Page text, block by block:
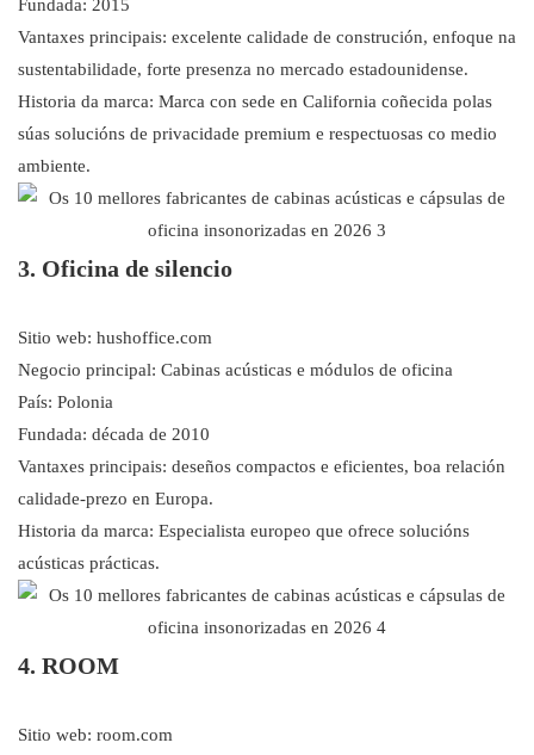
Fundada: 2015
Vantaxes principais: excelente calidade de construción, enfoque na
sustentabilidade, forte presenza no mercado estadounidense.
Historia da marca: Marca con sede en California coñecida polas
súas solucións de privacidade premium e respectuosas co medio
ambiente.
3. Oficina de silencio
Sitio web: hushoffice.com
Negocio principal: Cabinas acústicas e módulos de oficina
País: Polonia
Fundada: década de 2010
Vantaxes principais: deseños compactos e eficientes, boa relación
calidade-prezo en Europa.
Historia da marca: Especialista europeo que ofrece solucións
acústicas prácticas.
4. ROOM
Sitio web: room.com